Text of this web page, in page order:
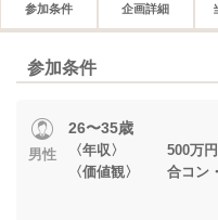
参加条件 企画詳細
参加条件
男性
26〜35歳
〈年収〉 500万円
〈価値観〉 合コン